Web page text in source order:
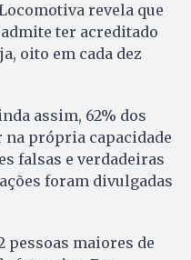
revela que
ter acreditado
oito em cada dez
assim, 62% dos
própria capacidade
falsas e verdadeiras
foram divulgadas
pessoas maiores de